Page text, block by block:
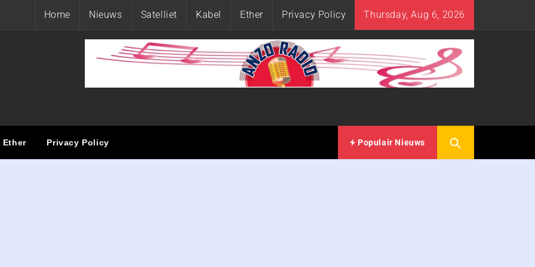
Home Nieuws Satelliet Kabel Ether Privacy Policy Thursday, Aug 6, 2026
Ether Privacy Policy Populair Nieuws